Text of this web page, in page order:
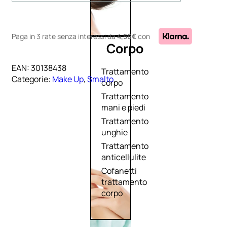
Corpo
Trattamento
corpo
Trattamento
mani e piedi
Trattamento
unghie
Trattamento
anticellulite
Cofanetti
trattamento
corpo
Paga in 3 rate senza interessida4,56€con
EAN:30138438
Categorie: Make Up,Smalto